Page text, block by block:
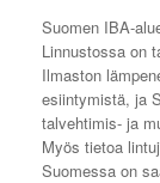
Suomen IBA-
Linnustossa on
Ilmaston
esiintymistä, ja
talvehtimis- ja
Myös tietoa
Suomessa on